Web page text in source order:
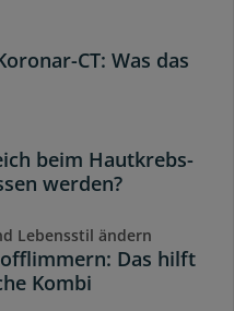
CT: Was das
beim Hautkrebs-
werden?
Lebensstil ändern
Das hilft
Kombi